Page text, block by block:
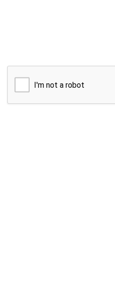
I'm not a robot